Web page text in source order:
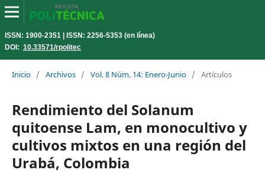
ISSN: 1900-2351 | ISSN: 2256-5353 (en línea)
DOI: 10.33571/rpolitec
Inicio / Archivos / Vol. 8 Núm. 14: Enero-Junio / Artículos
Rendimiento del Solanum
quitoense Lam, en monocultivo y
cultivos mixtos en una región del
Urabá, Colombia